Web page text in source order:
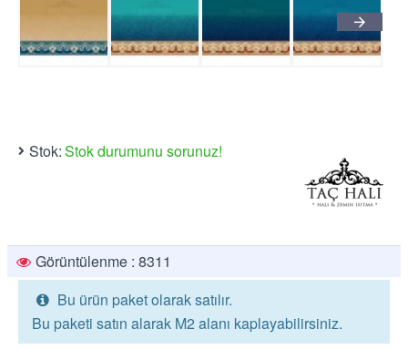
Stok:Stok durumunu sorunuz!
Görüntülenme : 8311
Bu ürün paket olarak satılır.
Bu paketi satın alarak M2 alanı kaplayabilirsiniz.